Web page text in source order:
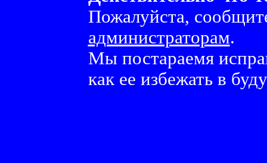
Пожалуйста,
администраторам.
Мы постараемя
как ее избежать в